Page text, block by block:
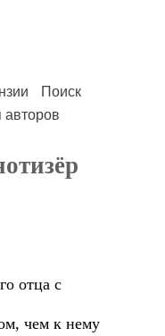
Поиск
авторов
отца с
чем к нему